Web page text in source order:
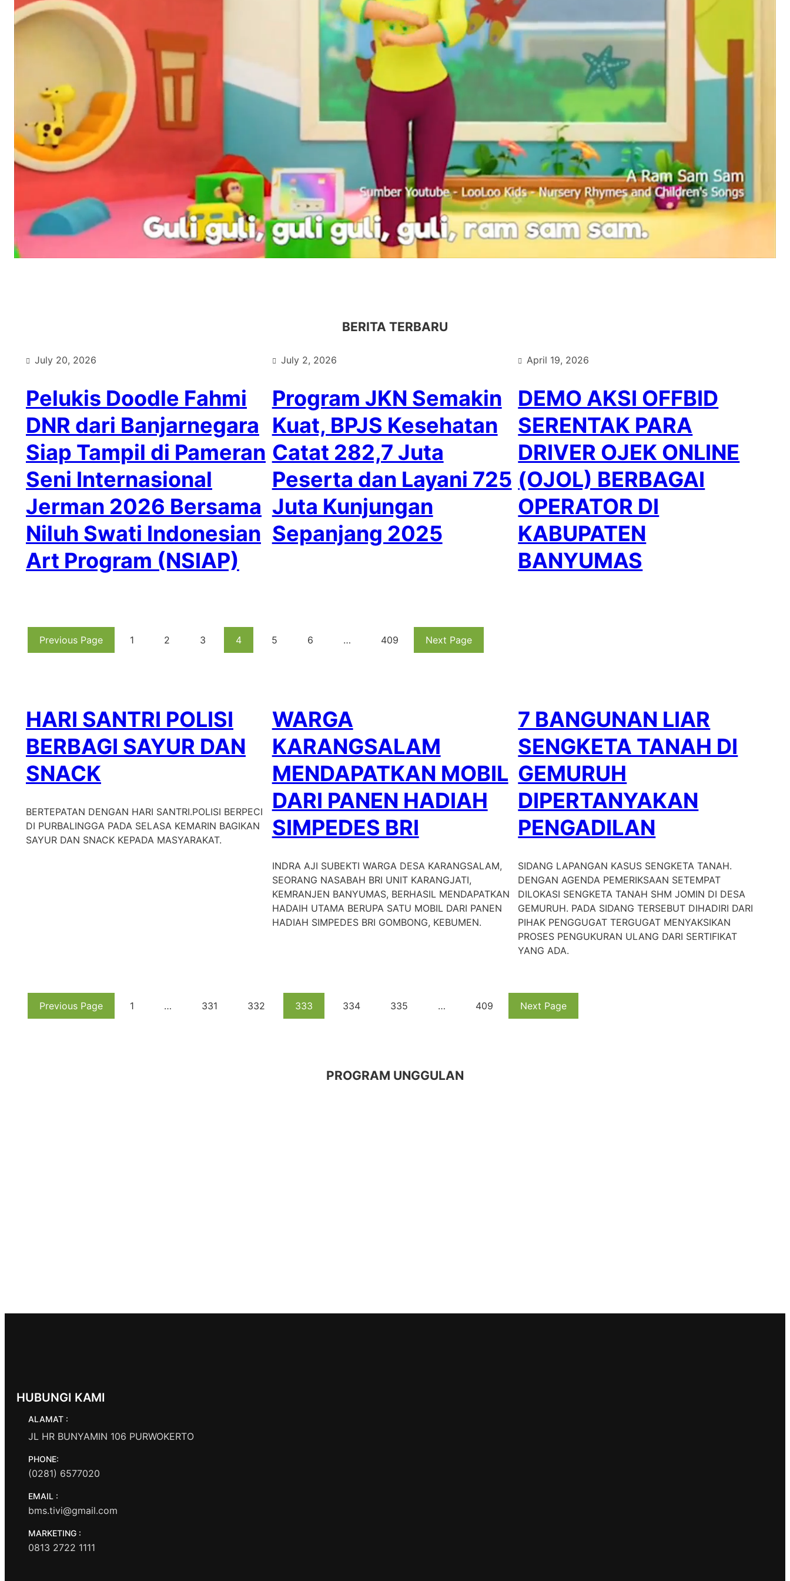
BERITA TERBARU
July 20, 2026
Pelukis Doodle Fahmi
DNR dari Banjarnegara
Siap Tampil di Pameran
Seni Internasional
Jerman 2026 Bersama
Niluh Swati Indonesian
Art Program (NSIAP)
July 2, 2026
Program JKN Semakin
Kuat, BPJS Kesehatan
Catat 282,7 Juta
Peserta dan Layani 725
Juta Kunjungan
Sepanjang 2025
April 19, 2026
DEMO AKSI OFFBID
SERENTAK PARA
DRIVER OJEK ONLINE
(OJOL) BERBAGAI
OPERATOR DI
KABUPATEN
BANYUMAS
Previous Page 1 2 3 4 5 6 … 409 Next Page
HARI SANTRI POLISI
BERBAGI SAYUR DAN
SNACK
BERTEPATAN DENGAN HARI SANTRI.POLISI BERPECI
DI PURBALINGGA PADA SELASA KEMARIN BAGIKAN
SAYUR DAN SNACK KEPADA MASYARAKAT.
WARGA
KARANGSALAM
MENDAPATKAN MOBIL
DARI PANEN HADIAH
SIMPEDES BRI
INDRA AJI SUBEKTI WARGA DESA KARANGSALAM,
SEORANG NASABAH BRI UNIT KARANGJATI,
KEMRANJEN BANYUMAS, BERHASIL MENDAPATKAN
HADAIH UTAMA BERUPA SATU MOBIL DARI PANEN
HADIAH SIMPEDES BRI GOMBONG, KEBUMEN.
7 BANGUNAN LIAR
SENGKETA TANAH DI
GEMURUH
DIPERTANYAKAN
PENGADILAN
SIDANG LAPANGAN KASUS SENGKETA TANAH.
DENGAN AGENDA PEMERIKSAAN SETEMPAT
DILOKASI SENGKETA TANAH SHM JOMIN DI DESA
GEMURUH. PADA SIDANG TERSEBUT DIHADIRI DARI
PIHAK PENGGUGAT TERGUGAT MENYAKSIKAN
PROSES PENGUKURAN ULANG DARI SERTIFIKAT
YANG ADA.
Previous Page 1 … 331 332 333 334 335 … 409 Next Page
PROGRAM UNGGULAN
HUBUNGI KAMI
ALAMAT :
JL HR BUNYAMIN 106 PURWOKERTO
PHONE:
(0281) 6577020
EMAIL :
bms.tivi@gmail.com
MARKETING :
0813 2722 1111